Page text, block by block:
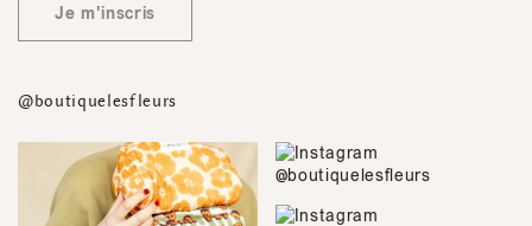
Je m'inscris
@boutiquelesfleurs